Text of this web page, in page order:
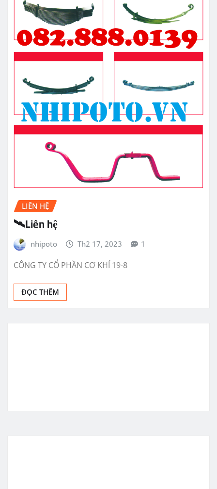
LIÊN HỆ
🛰Liên hệ
nhipoto Th2 17, 2023 1
CÔNG TY CỔ PHẦN CƠ KHÍ 19-8
ĐỌC THÊM